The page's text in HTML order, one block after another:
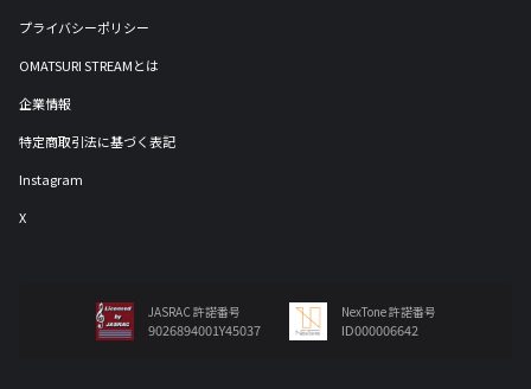
プライバシーポリシー
OMATSURI STREAMとは
企業情報
特定商取引法に基づく表記
Instagram
X
JASRAC 許諾番号
9026894001Y45037
NexTone 許諾番号
ID000006642